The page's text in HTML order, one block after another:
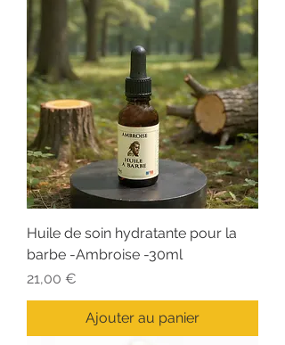
Huile de soin hydratante pour la
barbe -Ambroise -30ml
Prix
21,00 €
Ajouter au panier